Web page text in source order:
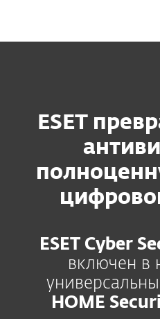
ESET
ESET Cyber
включен в
HOME